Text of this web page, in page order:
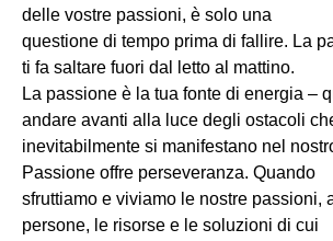
delle vostre passioni, è solo una
questione di tempo prima di fallire. La
ti fa saltare fuori dal letto al mattino.
La passione è la tua fonte di energia –
andare avanti alla luce degli ostacoli
inevitabilmente si manifestano nel
Passione offre perseveranza. Quando
sfruttiamo e viviamo le nostre passioni,
persone, le risorse e le soluzioni di cui